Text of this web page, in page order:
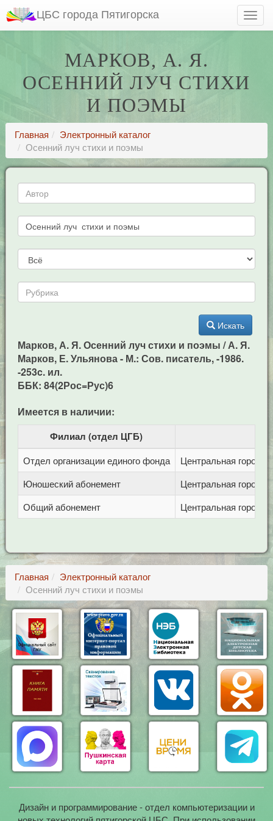
ЦБС города Пятигорска
МАРКОВ, А. Я.
ОСЕННИЙ ЛУЧ СТИХИ
И ПОЭМЫ
Главная
Электронный каталог
Осенний луч стихи и поэмы
Искать
Марков, А. Я. Осенний луч стихи и поэмы / А. Я.
Марков, Е. Ульянова - М.: Сов. писатель, -1986.
-253c. ил.
ББК: 84(2Рос=Рус)6
Имеется в наличии:
Филиал (отдел ЦГБ)
Отдел организации единого фонда
Центральная
Юношеский абонемент
Центральная
Общий абонемент
Центральная
Главная
Электронный каталог
Осенний луч стихи и поэмы
Дизайн и программирование - отдел компьютеризации и